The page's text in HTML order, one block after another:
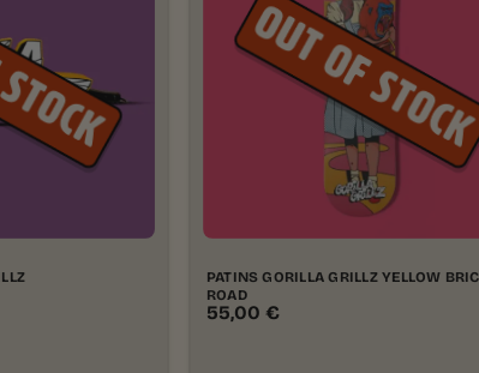
PATINS GORILLA GRILLZ YELLOW
ROAD
55,00 €